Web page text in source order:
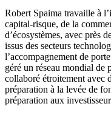
Robert Spaima travaille à
capital-risque, de la
d’écosystèmes, avec près
issus des secteurs
l’accompagnement de
géré un réseau mondial de
collaboré étroitement avec
préparation à la levée de
préparation aux